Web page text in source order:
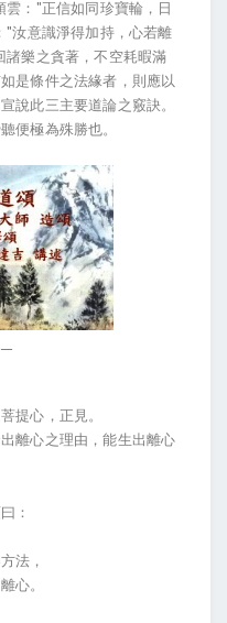
："正信如同珍寶輪，日
汝意識淨得加持，心若離
樂之貪著，不空耗暇滿
是條件之法緣者，則應以
說此三主要道論之竅訣。
便極為殊勝也。
心，正見。
心之理由，能生出離心
：
法，
心。